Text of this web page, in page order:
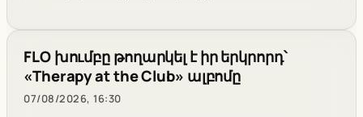
FLO խումբը թողարկել է իր երկրորդ՝
«Therapy at the Club» ալբոմը
07/08/2026, 16:30